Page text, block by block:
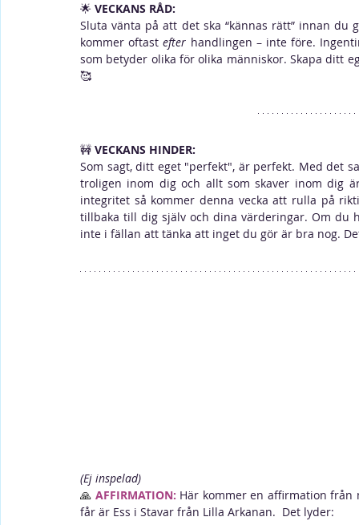
🌟 VECKANS RÅD:
Sluta vänta på att det ska “kännas rätt” innan
kommer oftast efter handlingen – inte före.
som betyder olika för olika människor. Skapa ditt
🥰
🚧 VECKANS HINDER:
Som sagt, ditt eget "perfekt", är perfekt. Med det
troligen inom dig och allt som skaver inom dig
integritet så kommer denna vecka att rulla på
tillbaka till dig själv och dina värderingar. Om du
inte i fällan att tänka att inget du gör är bra nog.
(Ej inspelad)
🙏 AFFIRMATION: Här kommer en affirmation
får är Ess i Stavar från Lilla Arkanan.  Det lyder: